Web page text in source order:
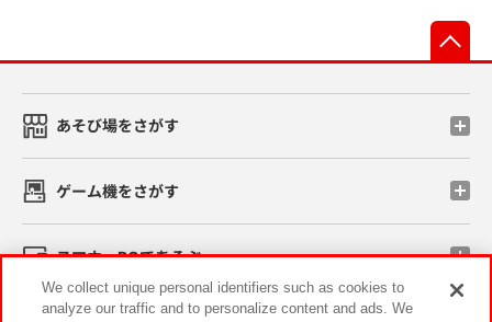
あそび場をさがす
ゲーム機をさがす
スマホ・PCであそぶ
We collect unique personal identifiers such as cookies to
analyze our traffic and to personalize content and ads. We